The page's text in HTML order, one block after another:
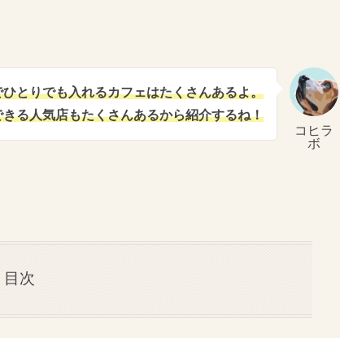
コヒラ
ボ
とりでも入れるカフェはたくさんあるよ。
る人気店もたくさんあるから紹介するね！
目次